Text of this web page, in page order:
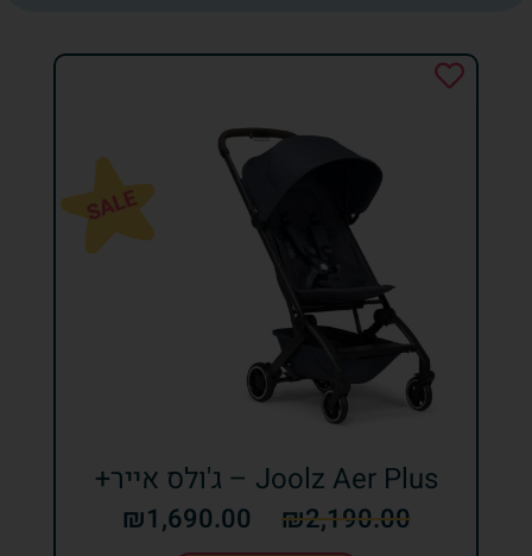
Joolz Aer Plus – ג'ולס אייר+
₪2,190.00
₪1,690.00